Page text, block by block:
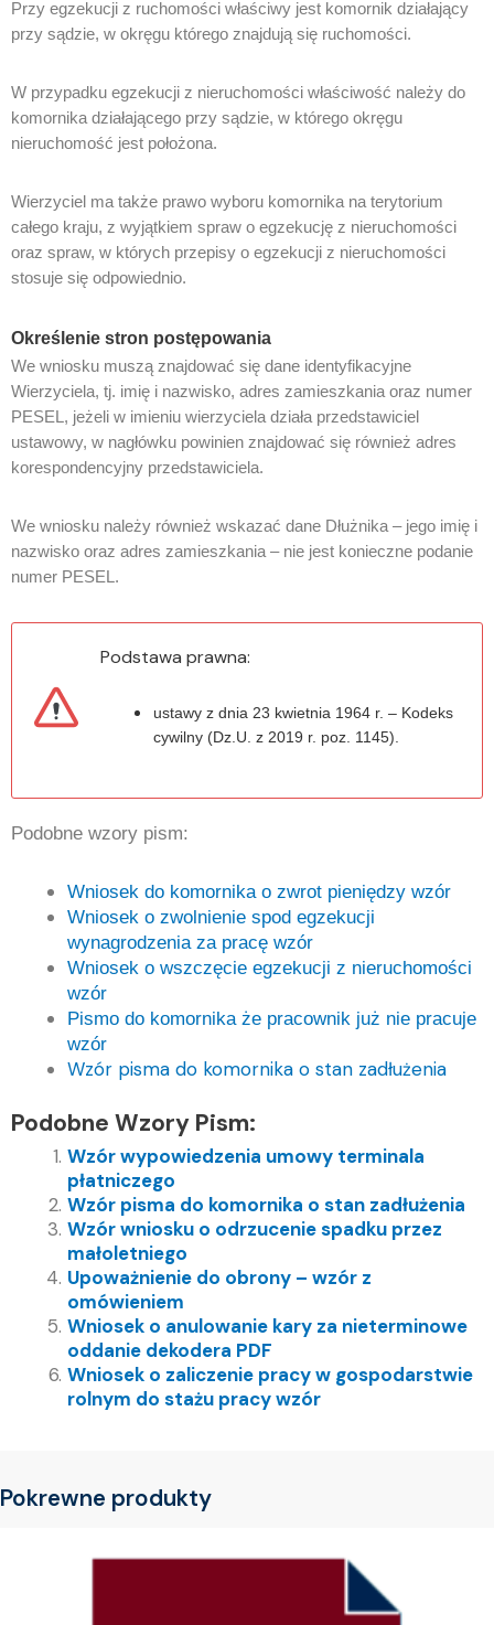
Przy egzekucji z ruchomości właściwy jest komornik działający
przy sądzie, w okręgu którego znajdują się ruchomości.
W przypadku egzekucji z nieruchomości właściwość należy do
komornika działającego przy sądzie, w którego okręgu
nieruchomość jest położona.
Wierzyciel ma także prawo wyboru komornika na terytorium
całego kraju, z wyjątkiem spraw o egzekucję z nieruchomości
oraz spraw, w których przepisy o egzekucji z nieruchomości
stosuje się odpowiednio.
Określenie stron postępowania
We wniosku muszą znajdować się dane identyfikacyjne
Wierzyciela, tj. imię i nazwisko, adres zamieszkania oraz numer
PESEL, jeżeli w imieniu wierzyciela działa przedstawiciel
ustawowy, w nagłówku powinien znajdować się również adres
korespondencyjny przedstawiciela.
We wniosku należy również wskazać dane Dłużnika – jego imię i
nazwisko oraz adres zamieszkania – nie jest konieczne podanie
numer PESEL.
Podstawa prawna:
ustawy z dnia 23 kwietnia 1964 r. – Kodeks
cywilny (Dz.U. z 2019 r. poz. 1145).
Podobne wzory pism:
Wniosek do komornika o zwrot pieniędzy wzór
Wniosek o zwolnienie spod egzekucji
wynagrodzenia za pracę wzór
Wniosek o wszczęcie egzekucji z nieruchomości
wzór
Pismo do komornika że pracownik już nie pracuje
wzór
Wzór pisma do komornika o stan zadłużenia
Podobne Wzory Pism:
Wzór wypowiedzenia umowy terminala
płatniczego
Wzór pisma do komornika o stan zadłużenia
Wzór wniosku o odrzucenie spadku przez
małoletniego
Upoważnienie do obrony – wzór z
omówieniem
Wniosek o anulowanie kary za nieterminowe
oddanie dekodera PDF
Wniosek o zaliczenie pracy w gospodarstwie
rolnym do stażu pracy wzór
Pokrewne produkty